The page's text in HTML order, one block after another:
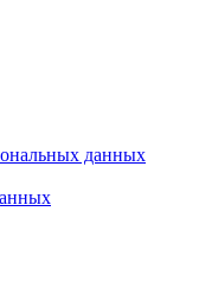
данных